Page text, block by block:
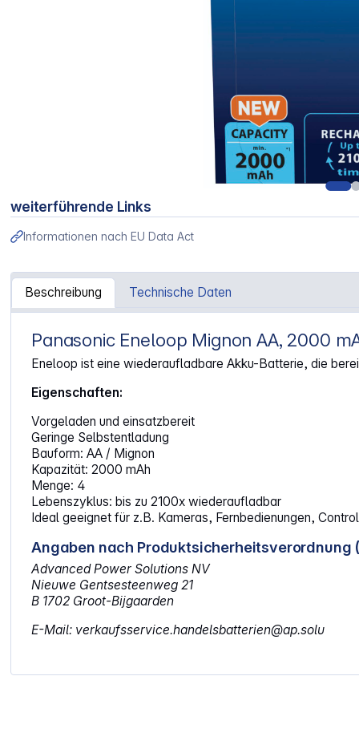
weiterführende Links
Informationen nach EU Data Act
Beschreibung Technische Daten
Artikelinformationen "1x4 Panasonic Eneloop Mignon
Panasonic Eneloop Mignon AA, 2000
Eneloop ist eine wiederaufladbare Akku-Batterie, die
Eigenschaften:
Vorgeladen und einsatzbereit
Geringe Selbstentladung
Bauform: AA / Mignon
Kapazität: 2000 mAh
Menge: 4
Lebenszyklus: bis zu 2100x wiederaufladbar
Ideal geeignet für z.B. Kameras, Fernbedienungen,
Angaben nach Produktsicherheitsverordnung
Advanced Power Solutions NV
Nieuwe Gentsesteenweg 21
B 1702 Groot-Bijgaarden
E-Mail: verkaufsservice.handelsbatterien@ap.solu